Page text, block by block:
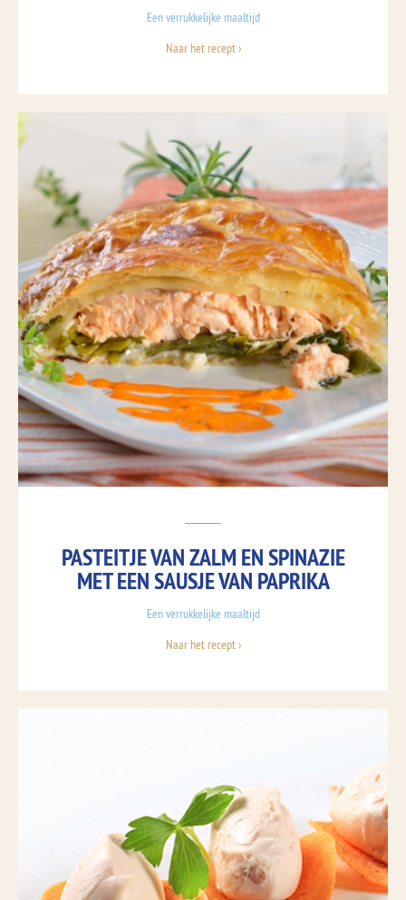
Een verrukkelijke maaltijd
Naar het recept ›
PASTEITJE VAN ZALM EN SPINAZIE
MET EEN SAUSJE VAN PAPRIKA
Een verrukkelijke maaltijd
Naar het recept ›